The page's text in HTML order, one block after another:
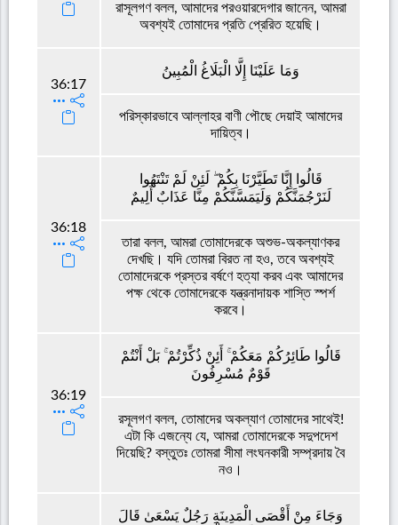
রাসূলগণ বলল, আমাদের পরওয়ারদেগার জানেন, আমরা
অবশ্যই তোমাদের প্রতি প্রেরিত হয়েছি।
36:17
وَمَا عَلَيْنَا إِلَّا الْبَلَاغُ الْمُبِينُ
পরিস্কারভাবে আল্লাহর বাণী পৌছে দেয়াই আমাদের
দায়িত্ব।
36:18
قَالُوا إِنَّا تَطَيَّرْنَا بِكُمْ ۖ لَئِنْ لَمْ تَنْتَهُوا
لَنَرْجُمَنَّكُمْ وَلَيَمَسَّنَّكُمْ مِنَّا عَذَابٌ أَلِيمٌ
তারা বলল, আমরা তোমাদেরকে অশুভ-অকল্যাণকর
দেখছি। যদি তোমরা বিরত না হও, তবে অবশ্যই
তোমাদেরকে প্রস্তর বর্ষণে হত্যা করব এবং আমাদের
পক্ষ থেকে তোমাদেরকে যন্ত্রনাদায়ক শাস্তি স্পর্শ
করবে।
36:19
قَالُوا طَائِرُكُمْ مَعَكُمْ ۚ أَئِنْ ذُكِّرْتُمْ ۚ بَلْ أَنْتُمْ
قَوْمٌ مُسْرِفُونَ
রসূলগণ বলল, তোমাদের অকল্যাণ তোমাদের সাথেই!
এটা কি এজন্যে যে, আমরা তোমাদেরকে সদুপদেশ
দিয়েছি? বস্তুতঃ তোমরা সীমা লংঘনকারী সম্প্রদায় বৈ
নও।
وَجَاءَ مِنْ أَقْصَى الْمَدِينَةِ رَجُلٌ يَسْعَىٰ قَالَ